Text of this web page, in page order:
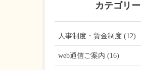
カテゴリー
人事制度・賃金制度 (12)
web通信ご案内 (16)